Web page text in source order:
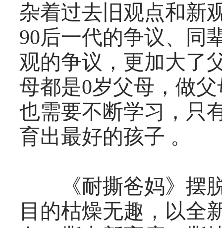
杂着过去旧观点和新
90后一代的争议、同
观的争议，更加大了
母都是0岁父母，做
也需要不断学习，只
育出最好的孩子 。
《耐撕爸妈》摆脱
目的枯燥无趣，以全